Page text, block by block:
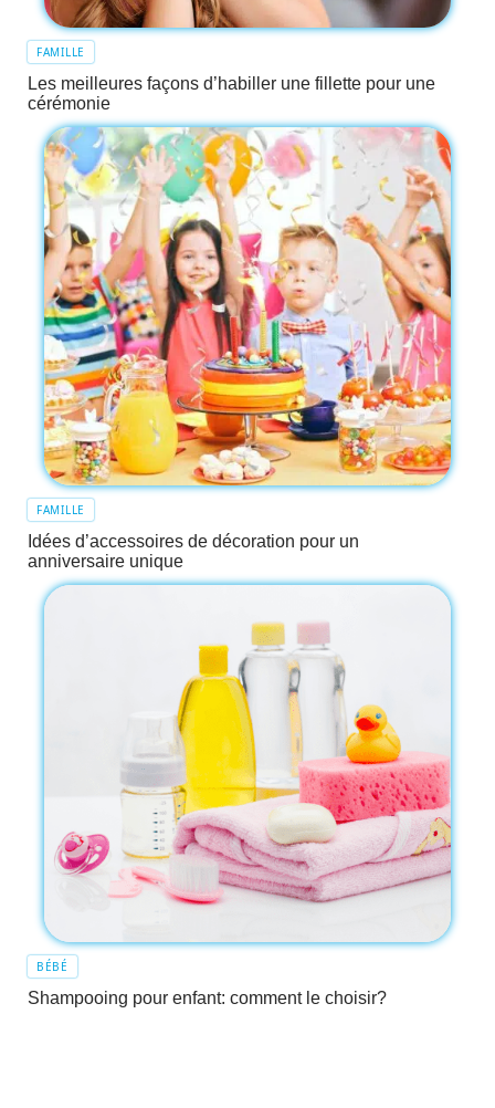
FAMILLE
Les meilleures façons d’habiller une fillette pour une
cérémonie
FAMILLE
Idées d’accessoires de décoration pour un
anniversaire unique
BÉBÉ
Shampooing pour enfant: comment le choisir?